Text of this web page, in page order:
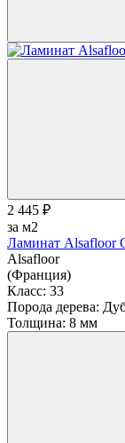
2 445 ₽
за м2
Ламинат Alsafloor
Alsafloor
(Франция)
Класс: 33
Порода дерева:
Толщина: 8 мм